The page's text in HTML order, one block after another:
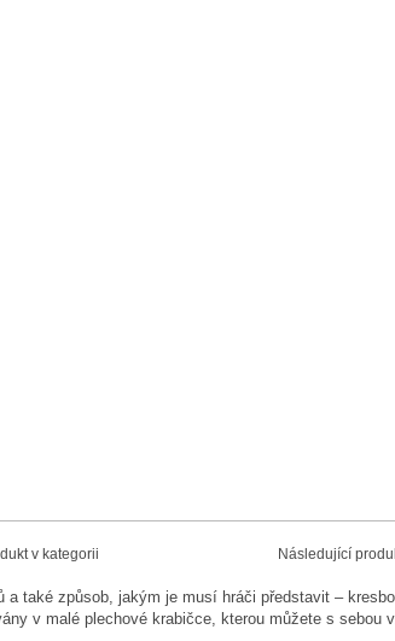
v kategorii Následující
také způsob, jakým je musí hráči představit –
v malé plechové krabičce, kterou můžete s sebou